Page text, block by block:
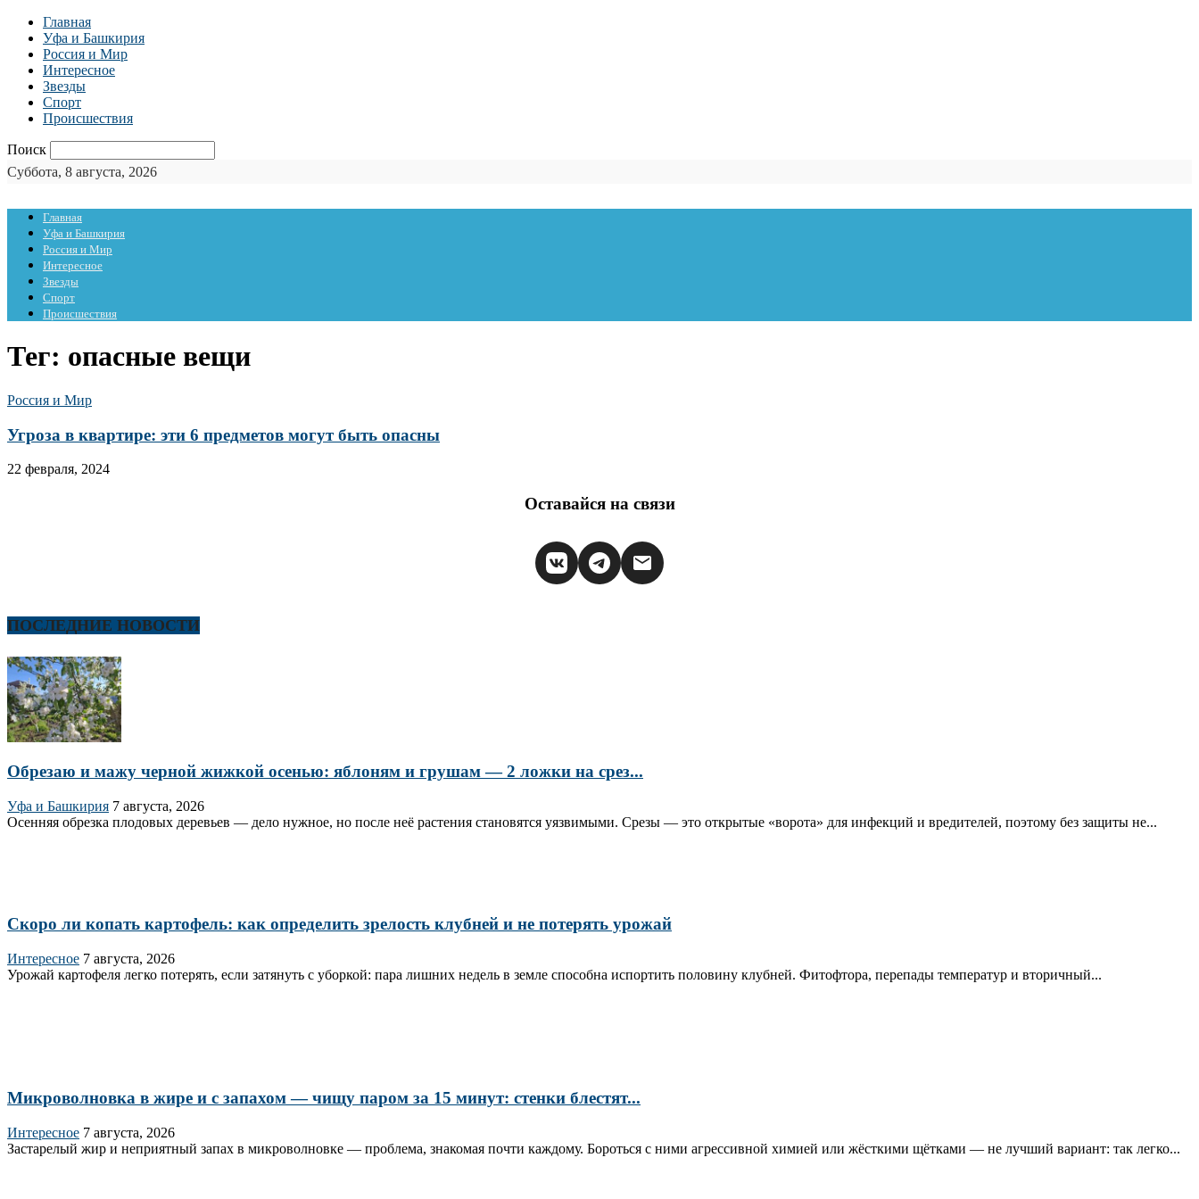
Главная
Уфа и Башкирия
Россия и Мир
Интересное
Звезды
Спорт
Происшествия
Поиск
Суббота, 8 августа, 2026
Главная
Уфа и Башкирия
Россия и Мир
Интересное
Звезды
Спорт
Происшествия
Тег: опасные вещи
Россия и Мир
Угроза в квартире: эти 6 предметов могут быть опасны
22 февраля, 2024
Оставайся на связи
ПОСЛЕДНИЕ НОВОСТИ
Обрезаю и мажу черной жижкой осенью: яблоням и грушам — 2 ложки на срез...
Уфа и Башкирия 7 августа, 2026
Осенняя обрезка плодовых деревьев — дело нужное, но после неё растения становятся уязвимыми. Срезы — это открытые «ворота» для инфекций и вредителей, поэтому без защиты не...
Скоро ли копать картофель: как определить зрелость клубней и не потерять урожай
Интересное 7 августа, 2026
Урожай картофеля легко потерять, если затянуть с уборкой: пара лишних недель в земле способна испортить половину клубней. Фитофтора, перепады температур и вторичный...
Микроволновка в жире и с запахом — чищу паром за 15 минут: стенки блестят...
Интересное 7 августа, 2026
Застарелый жир и неприятный запах в микроволновке — проблема, знакомая почти каждому. Бороться с ними агрессивной химией или жёсткими щётками — не лучший вариант: так легко...